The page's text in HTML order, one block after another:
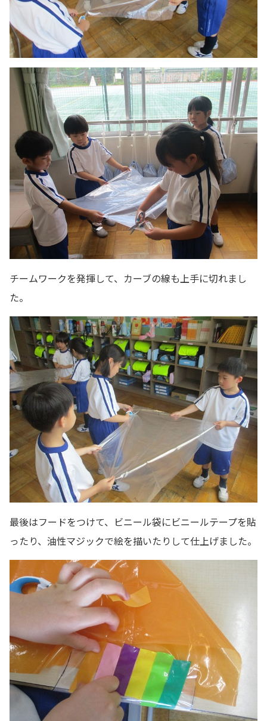
チームワークを発揮して、カーブの線も上手に切れまし
た。
最後はフードをつけて、ビニール袋にビニールテープを貼
ったり、油性マジックで絵を描いたりして仕上げました。